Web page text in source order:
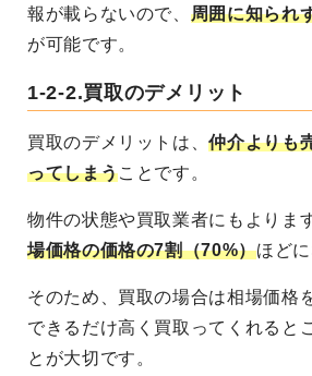
報が載らないので、 周囲に知られ
が可能です。
1-2-2.買取のデメリット
買取のデメリットは、仲介よりも
ってしまうことです。
物件の状態や買取業者にもよりま
場価格の価格の7割（70%）ほどに
そのため、買取の場合は相場価格
できるだけ高く買取ってくれると
とが大切です。